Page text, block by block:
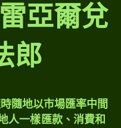
亞爾兌
郎
隨地以市場匯率中間
人一樣匯款、消費和